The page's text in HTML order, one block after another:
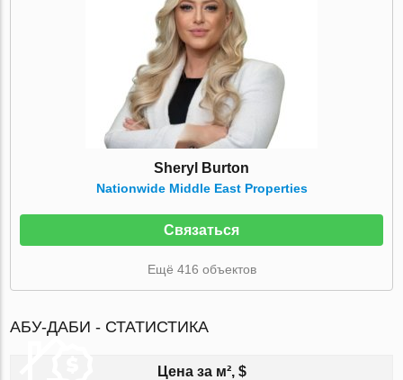
Sheryl Burton
Nationwide Middle East Properties
Связаться
Ещё 416 объектов
АБУ-ДАБИ - СТАТИСТИКА
Цена за м², $